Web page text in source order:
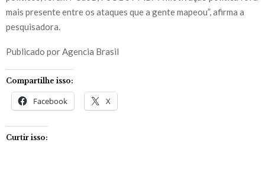
mais presente entre os ataques que a gente mapeou”, afirma a
pesquisadora.
Publicado por Agencia Brasil
Compartilhe isso:
Facebook X
Curtir isso: